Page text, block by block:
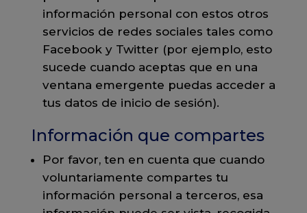
información personal con estos otros
servicios de redes sociales tales como
Facebook y Twitter (por ejemplo, esto
sucede cuando aceptas que en una
ventana emergente puedas acceder a
tus datos de inicio de sesión).
Información que compartes
Por favor, ten en cuenta que cuando
voluntariamente compartes tu
información personal a terceros, esa